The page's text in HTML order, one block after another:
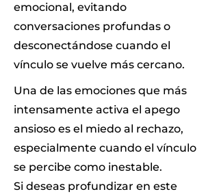
emocional, evitando
conversaciones profundas o
desconectándose cuando el
vínculo se vuelve más cercano.
Una de las emociones que más
intensamente activa el apego
ansioso es el miedo al rechazo,
especialmente cuando el vínculo
se percibe como inestable.
Si deseas profundizar en este